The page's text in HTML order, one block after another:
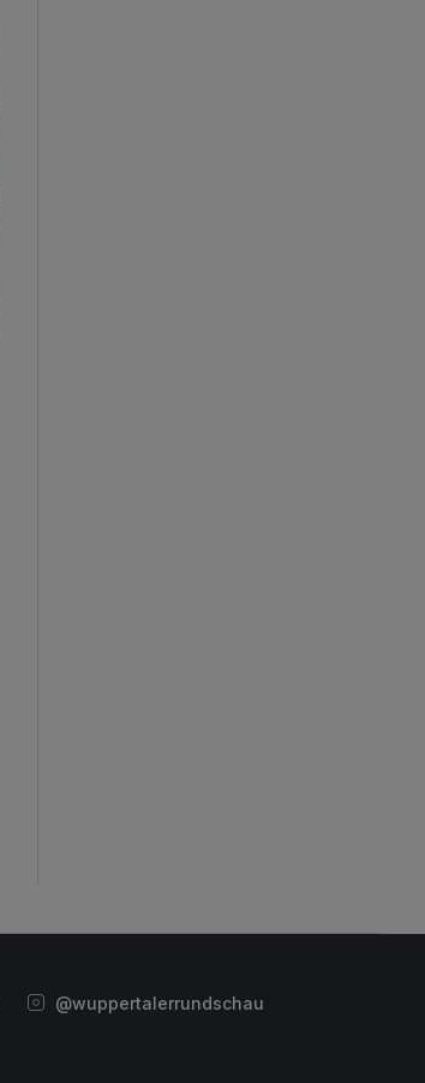
@wuppertalerrundschau